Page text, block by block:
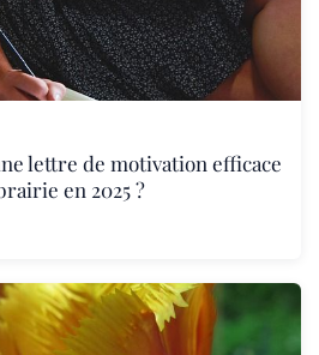
lettre de motivation efficace
en 2025 ?